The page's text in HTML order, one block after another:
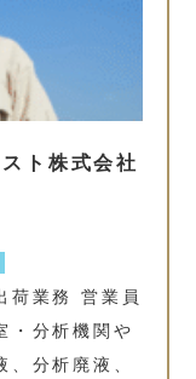
ト株式会社
荷業務 営業員
・分析機関や
分析廃液、